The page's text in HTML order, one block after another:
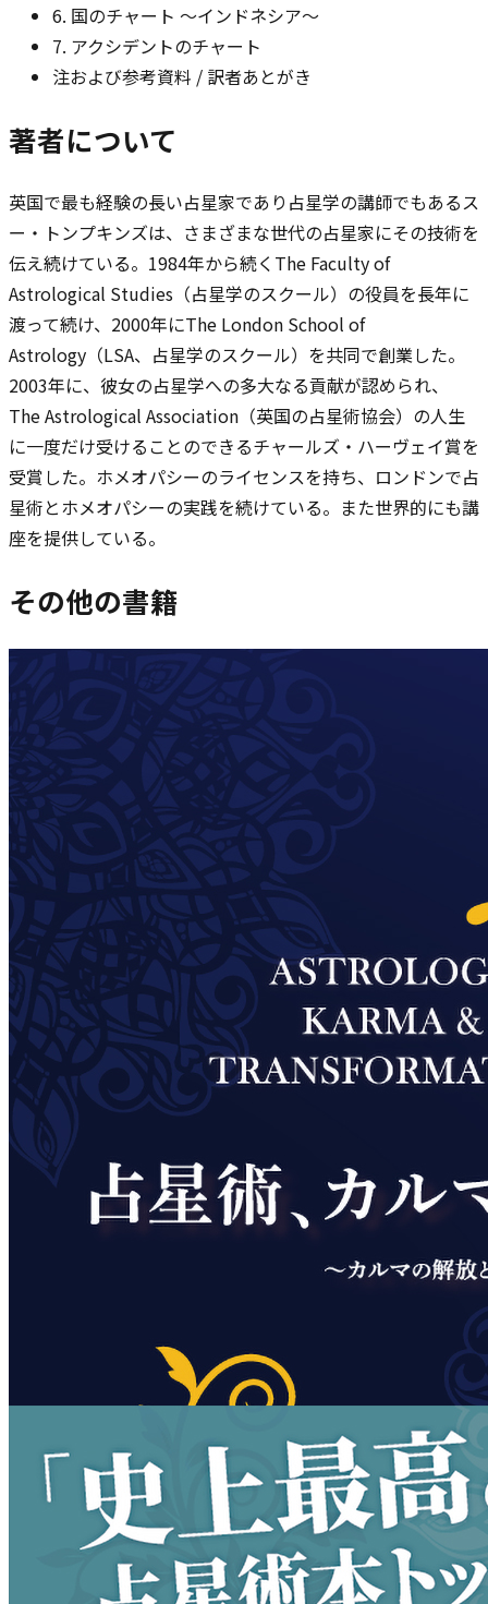
6. 国のチャート ～インドネシア～
7. アクシデントのチャート
注および参考資料 / 訳者あとがき
著者について
英国で最も経験の長い占星家であり占星学の講師でもあるス
ー・トンプキンズは、さまざまな世代の占星家にその技術を
伝え続けている。1984年から続くThe Faculty of
Astrological Studies（占星学のスクール）の役員を長年に
渡って続け、2000年にThe London School of
Astrology（LSA、占星学のスクール）を共同で創業した。
2003年に、彼女の占星学への多大なる貢献が認められ、
The Astrological Association（英国の占星術協会）の人生
に一度だけ受けることのできるチャールズ・ハーヴェイ賞を
受賞した。ホメオパシーのライセンスを持ち、ロンドンで占
星術とホメオパシーの実践を続けている。また世界的にも講
座を提供している。
その他の書籍